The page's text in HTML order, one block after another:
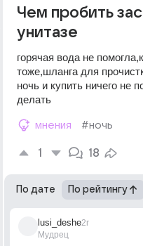
Чем пробить
унитазе
горячая вода не
тоже,шланга для
ночь и купить ничего не
делать
мнения #ночь
1 18
По дате По рейтингу
lusi_deshe
Мудрец
2г